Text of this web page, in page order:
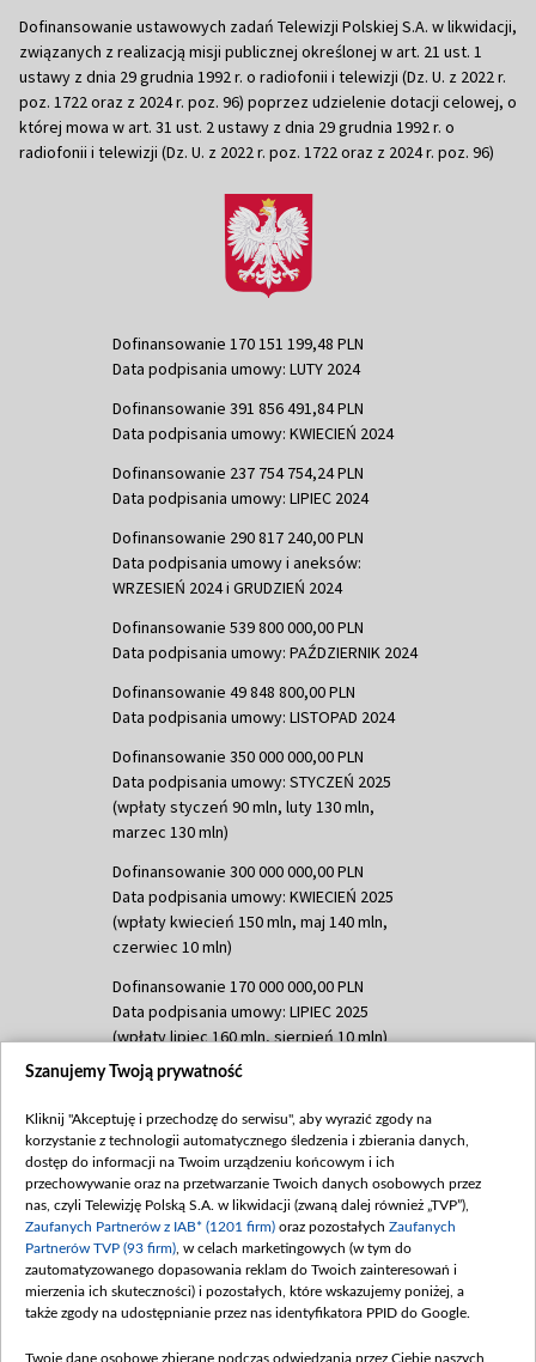
Dofinansowanie ustawowych zadań Telewizji Polskiej S.A. w likwidacji,
związanych z realizacją misji publicznej określonej w art. 21 ust. 1
ustawy z dnia 29 grudnia 1992 r. o radiofonii i telewizji (Dz. U. z 2022 r.
poz. 1722 oraz z 2024 r. poz. 96) poprzez udzielenie dotacji celowej, o
której mowa w art. 31 ust. 2 ustawy z dnia 29 grudnia 1992 r. o
radiofonii i telewizji (Dz. U. z 2022 r. poz. 1722 oraz z 2024 r. poz. 96)
Dofinansowanie 170 151 199,48 PLN
Data podpisania umowy: LUTY 2024
Dofinansowanie 391 856 491,84 PLN
Data podpisania umowy: KWIECIEŃ 2024
Dofinansowanie 237 754 754,24 PLN
Data podpisania umowy: LIPIEC 2024
Dofinansowanie 290 817 240,00 PLN
Data podpisania umowy i aneksów:
WRZESIEŃ 2024 i GRUDZIEŃ 2024
Dofinansowanie 539 800 000,00 PLN
Data podpisania umowy: PAŹDZIERNIK 2024
Dofinansowanie 49 848 800,00 PLN
Data podpisania umowy: LISTOPAD 2024
Dofinansowanie 350 000 000,00 PLN
Data podpisania umowy: STYCZEŃ 2025
(wpłaty styczeń 90 mln, luty 130 mln,
marzec 130 mln)
Dofinansowanie 300 000 000,00 PLN
Data podpisania umowy: KWIECIEŃ 2025
(wpłaty kwiecień 150 mln, maj 140 mln,
czerwiec 10 mln)
Dofinansowanie 170 000 000,00 PLN
Data podpisania umowy: LIPIEC 2025
(wpłaty lipiec 160 mln, sierpień 10 mln)
Dofinansowanie 60 000 000,00 PLN
(wpłata wrzesień 60 mln)
Dofinansowanie 635 783 051,21 PLN
Data podpisania umowy: WRZESIEŃ 2025
(wpłata wrzesień 100 mln, październik 350
mln, listopad 265 mln)
Dofinansowanie 48 862 000,00 PLN
Data podpisania umowy: GRUDZIEŃ 2025
Szanujemy Twoją prywatność
Kliknij "Akceptuję i przechodzę do serwisu", aby wyrazić zgody na
korzystanie z technologii automatycznego śledzenia i zbierania danych,
dostęp do informacji na Twoim urządzeniu końcowym i ich
przechowywanie oraz na przetwarzanie Twoich danych osobowych przez
nas, czyli Telewizję Polską S.A. w likwidacji (zwaną dalej również „TVP”),
Zaufanych Partnerów z IAB* (1201 firm) oraz pozostałych Zaufanych
Partnerów TVP (93 firm) , w celach marketingowych (w tym do
zautomatyzowanego dopasowania reklam do Twoich zainteresowań i
mierzenia ich skuteczności) i pozostałych, które wskazujemy poniżej, a
także zgody na udostępnianie przez nas identyfikatora PPID do Google.
Twoje dane osobowe zbierane podczas odwiedzania przez Ciebie naszych